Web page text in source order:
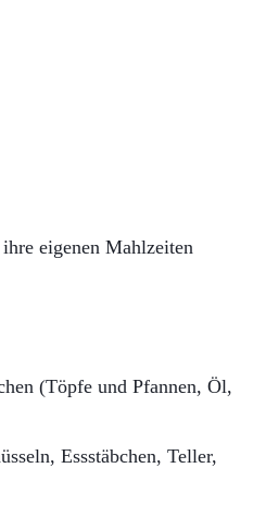
eigenen Mahlzeiten
(Töpfe und Pfannen, Öl,
Essstäbchen, Teller,